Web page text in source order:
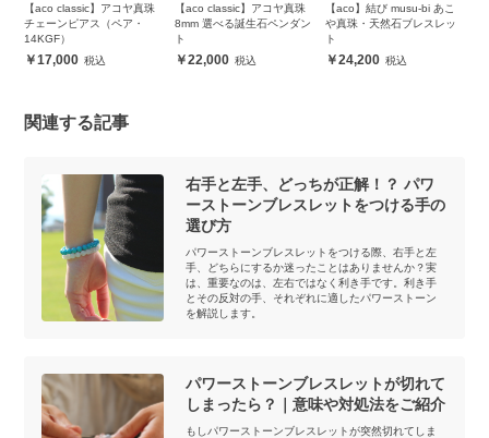
【aco classic】アコヤ真珠
チェーンピアス（ペア・
14KGF）
17,000
【aco classic】アコヤ真珠
8mm 選べる誕生石ペンダン
ト
22,000
【aco】結び musu-bi あこ
や真珠・天然石ブレスレッ
ト
24,200
関連する記事
右手と左手、どっちが正解！？ パワ
ーストーンブレスレットをつける手の
選び方
パワーストーンブレスレットをつける際、右手と左
手、どちらにするか迷ったことはありませんか？実
は、重要なのは、左右ではなく利き手です。利き手
とその反対の手、それぞれに適したパワーストーン
を解説します。
パワーストーンブレスレットが切れて
しまったら？｜意味や対処法をご紹介
もしパワーストーンブレスレットが突然切れてしま